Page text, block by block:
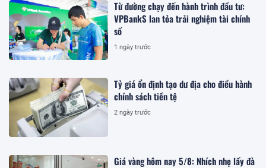
Từ đường chạy đến hành trình đầu tư:
VPBankS lan tỏa trải nghiệm tài chính
số
1 ngày trước
Tỷ giá ổn định tạo dư địa cho điều hành
chính sách tiền tệ
2 ngày trước
Giá vàng hôm nay 5/8: Nhích nhẹ lấy đà